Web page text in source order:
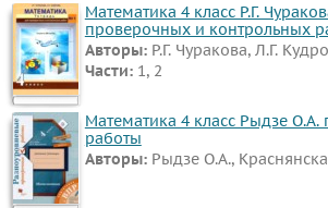
Математика 4 класс Р.Г.
проверочных и контрольных
Авторы: Р.Г. Чуракова, Л.Г.
Части: 1, 2
Математика 4 класс Рыдзе
работы
Авторы: Рыдзе О.А.,